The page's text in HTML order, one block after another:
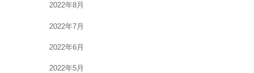
2022年8月
2022年7月
2022年6月
2022年5月